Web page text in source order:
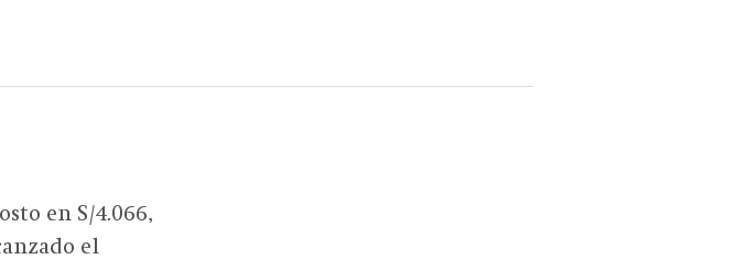
en S/4.066,
el